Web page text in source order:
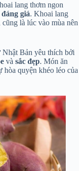
lang thơm ngon
đáng giá. Khoai lang
là lúc vào mùa nên
Bản yêu thích bởi
và sắc đẹp. Món ăn
hòa quyện khéo léo của